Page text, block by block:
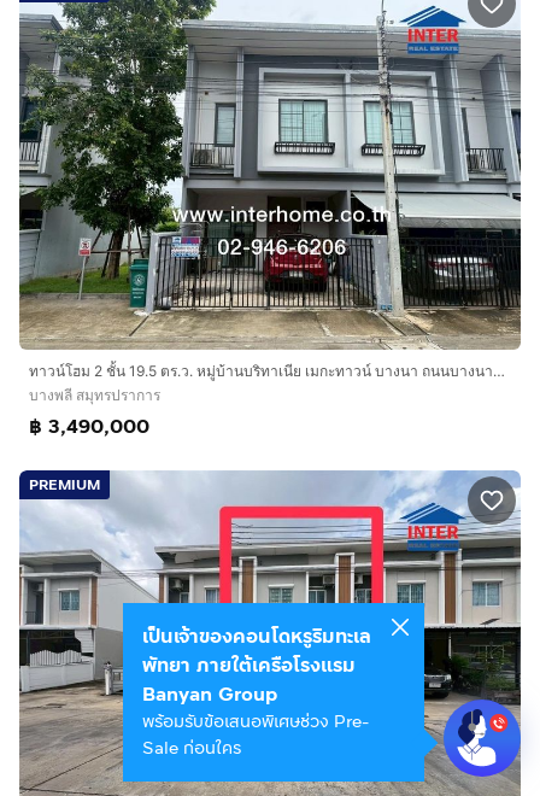
ทาวน์โฮม 2 ชั้น 19.5 ตร.ว. หมู่บ้านบริทาเนีย เมกะทาวน์ บางนา ถนนบางนา-ตราด ถนนบัวนครินทร์ บางพลี สมุทรปราการ
บางพลี สมุทรปราการ
฿ 3,490,000
PREMIUM
เป็นเจ้าของคอนโดหรูริมทะเล
พัทยา ภายใต้เครือโรงแรม
Banyan Group
พร้อมรับข้อเสนอพิเศษช่วง Pre-
Sale ก่อนใคร